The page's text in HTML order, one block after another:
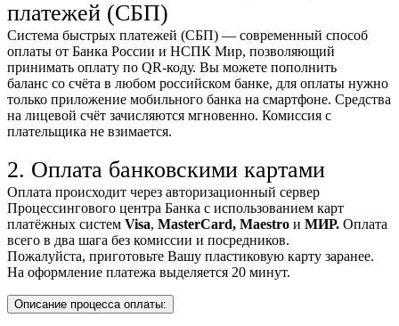
платежей (СБП)
Система быстрых платежей (СБП) — современный способ
оплаты от Банка России и НСПК Мир, позволяющий
принимать оплату по QR-коду. Вы можете пополнить
баланс со счёта в любом российском банке, для оплаты нужно
только приложение мобильного банка на смартфоне. Средства
на лицевой счёт зачисляются мгновенно. Комиссия с
плательщика не взимается.
2. Оплата банковскими картами
Оплата происходит через авторизационный сервер
Процессингового центра Банка с использованием карт
платёжных систем Visa, MasterCard, Maestro и МИР. Оплата
всего в два шага без комиссии и посредников.
Пожалуйста, приготовьте Вашу пластиковую карту заранее.
На оформление платежа выделяется 20 минут.
Описание процесса оплаты: